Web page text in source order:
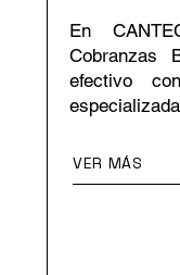
En
Cobranzas
efectivo
VER MÁS